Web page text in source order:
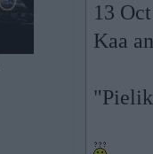
13
Kaa